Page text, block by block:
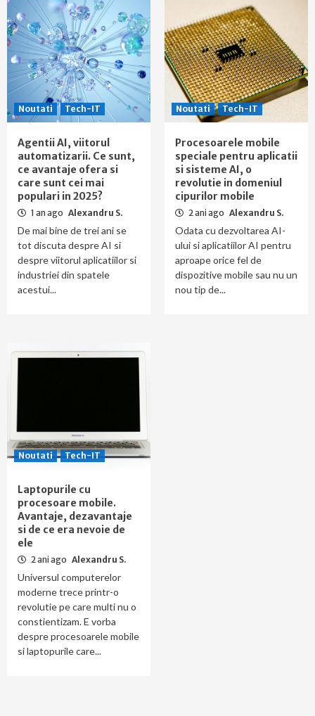
Noutati Tech-IT
Agentii AI, viitorul
automatizarii. Ce sunt,
ce avantaje ofera si
care sunt cei mai
populari in 2025?
1 an ago Alexandru S.
De mai bine de trei ani se
tot discuta despre AI si
despre viitorul aplicatiilor si
industriei din spatele
acestui...
Noutati Tech-IT
Procesoarele mobile
speciale pentru aplicatii
si sisteme AI, o
revolutie in domeniul
cipurilor mobile
2 ani ago Alexandru S.
Odata cu dezvoltarea AI-
ului si aplicatiilor AI pentru
aproape orice fel de
dispozitive mobile sau nu un
nou tip de...
Noutati Tech-IT
Laptopurile cu
procesoare mobile.
Avantaje, dezavantaje
si de ce era nevoie de
ele
2 ani ago Alexandru S.
Universul computerelor
moderne trece printr-o
revolutie pe care multi nu o
constientizam. E vorba
despre procesoarele mobile
si laptopurile care...